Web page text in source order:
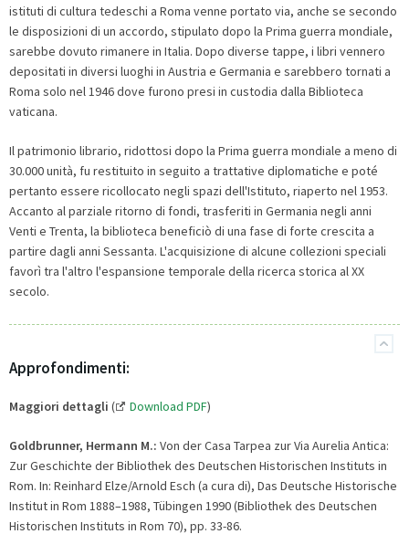
istituti di cultura tedeschi a Roma venne portato via, anche se secondo
le disposizioni di un accordo, stipulato dopo la Prima guerra mondiale,
sarebbe dovuto rimanere in Italia. Dopo diverse tappe, i libri vennero
depositati in diversi luoghi in Austria e Germania e sarebbero tornati a
Roma solo nel 1946 dove furono presi in custodia dalla Biblioteca
vaticana.
Il patrimonio librario, ridottosi dopo la Prima guerra mondiale a meno di
30.000 unità, fu restituito in seguito a trattative diplomatiche e poté
pertanto essere ricollocato negli spazi dell'Istituto, riaperto nel 1953.
Accanto al parziale ritorno di fondi, trasferiti in Germania negli anni
Venti e Trenta, la biblioteca beneficiò di una fase di forte crescita a
partire dagli anni Sessanta. L'acquisizione di alcune collezioni speciali
favorì tra l'altro l'espansione temporale della ricerca storica al XX
secolo.
Approfondimenti:
Maggiori dettagli ( Download PDF)
Goldbrunner, Hermann M.: Von der Casa Tarpea zur Via Aurelia Antica:
Zur Geschichte der Bibliothek des Deutschen Historischen Instituts in
Rom. In: Reinhard Elze/Arnold Esch (a cura di), Das Deutsche Historische
Institut in Rom 1888–1988, Tübingen 1990 (Bibliothek des Deutschen
Historischen Instituts in Rom 70), pp. 33-86.